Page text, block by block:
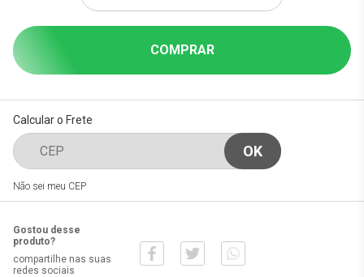
COMPRAR
Calcular o Frete
Não sei meu CEP
Gostou desse
produto?
compartilhe nas suas
redes sociais